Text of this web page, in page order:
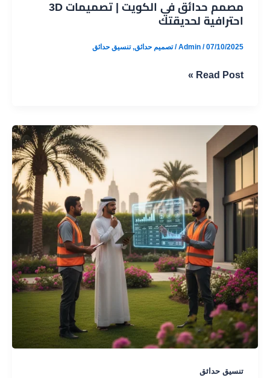
مصمم حدائق في الكويت | تصميمات 3D
احترافية لحديقتك
Admin /07/10/2025
/تصميم حدائق,تنسيق حدائق
مصمم
الكويت
|
تصميمات
احترافية
لحديقتك
Read Post »
تنسيق حدائق